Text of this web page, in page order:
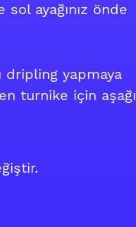
sol ayağınız önde
yapmaya
turnike için aşağı